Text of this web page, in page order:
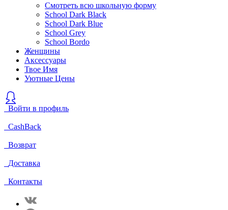
Смотреть всю школьную форму
School Dark Black
School Dark Blue
School Grey
School Bordo
Женщины
Аксессуары
Твое Имя
Уютные Цены
Войти в профиль
CashBack
Возврат
Доставка
Контакты